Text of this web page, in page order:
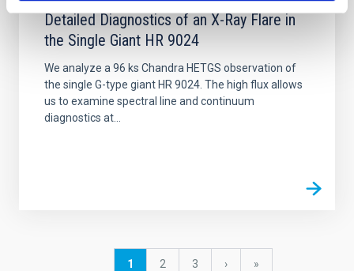
Detailed Diagnostics of an X-Ray Flare in
the Single Giant HR 9024
We analyze a 96 ks Chandra HETGS observation of
the single G-type giant HR 9024. The high flux allows
us to examine spectral line and continuum
diagnostics at...
Página
1 Página
2 Página
3
Siguiente
›
última
»